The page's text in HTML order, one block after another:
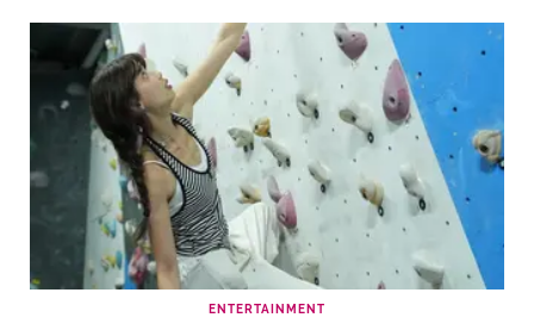
ENTERTAINMENT